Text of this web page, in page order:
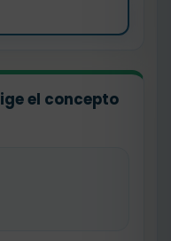
el concepto